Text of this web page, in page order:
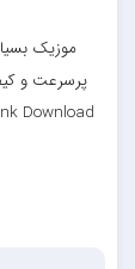
موزیک
پرسرعت و
Download